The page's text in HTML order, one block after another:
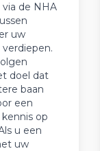
via de NHA
uw
doel dat
baan
een
op
u een
uw